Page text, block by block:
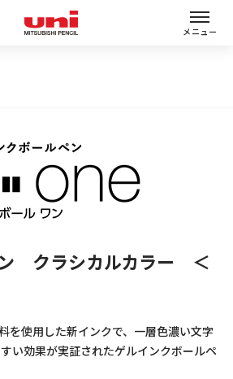
メニュー
クラシカルカラー ＜
を使用した新インクで、一層色濃い文字
い効果が実証されたゲルインクボールペ